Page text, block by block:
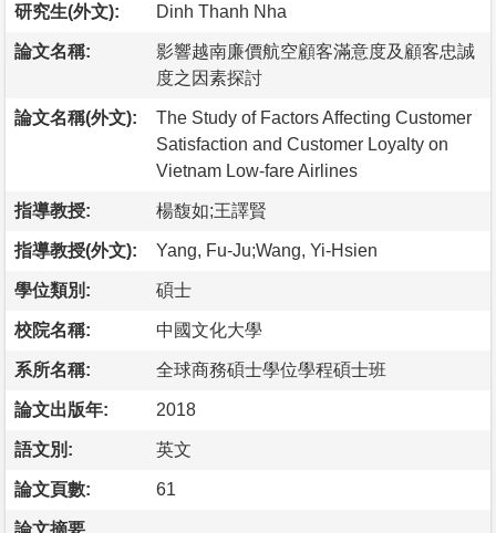
研究生(外文): Dinh Thanh Nha
論文名稱:
影響越南廉價航空顧客滿意度及顧客忠誠
度之因素探討
論文名稱(外文):
The Study of Factors Affecting Customer
Satisfaction and Customer Loyalty on
Vietnam Low-fare Airlines
指導教授: 楊馥如;王譯賢
指導教授(外文): Yang, Fu-Ju;Wang, Yi-Hsien
學位類別: 碩士
校院名稱: 中國文化大學
系所名稱: 全球商務碩士學位學程碩士班
論文出版年: 2018
語文別: 英文
論文頁數: 61
論文摘要